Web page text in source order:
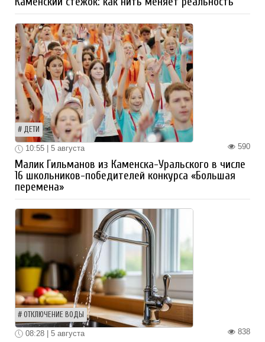
ДЕТИ
590
10:55 | 5 августа
Малик Гильманов из Каменска-Уральского в числе
16 школьников-победителей конкурса «Большая
перемена»
ОТКЛЮЧЕНИЕ ВОДЫ
838
08:28 | 5 августа